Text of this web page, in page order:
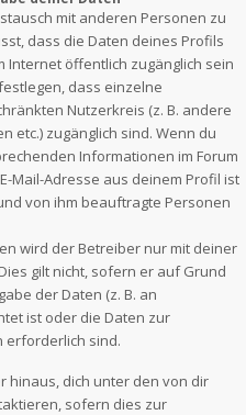
mit anderen Personen zu
dass die Daten deines Profils
Internet öffentlich zugänglich sein
dass einzelne
Nutzerkreis (z. B. andere
etc.) zugänglich sind. Wenn du
Informationen im Forum
Mail-Adresse aus deinem Profil ist
von ihm beauftragte Personen
wird der Betreiber nur mit deiner
gilt nicht, sofern er auf Grund
der Daten (z. B. an
ist oder die Daten zur
erforderlich sind.
hinaus, dich unter den von dir
sofern dies zur